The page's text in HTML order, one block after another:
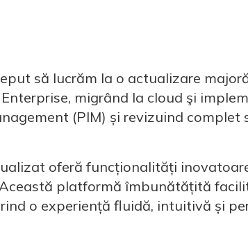
să lucrăm la o actualizare
migrând la cloud şi
(PIM) și revizuind
oferă funcționalități
platformă îmbunătățită
o experiență fluidă, intuitivă și